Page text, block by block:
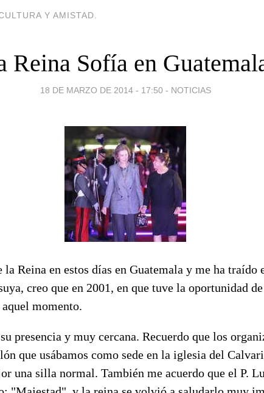
Y AMISTAD.
Reina Sofía en
18 DE MARZO DE 2014 - 17:50 - NOTICIAS
la Reina en estos días en Guatemala y me ha traído
creo que en 2001, en que tuve la oportunidad
momento.
presencia y muy cercana. Recuerdo que los
que usábamos como sede en la iglesia del
una silla normal. También me acuerdo que el P.